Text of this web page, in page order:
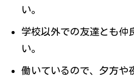
い。
学校以外での友達とも仲
い。
働いているので、夕方や